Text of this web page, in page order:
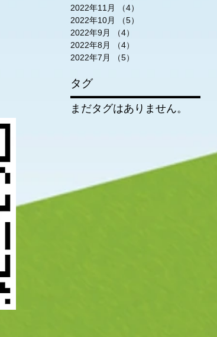
2022年11月
（4）
2022年10月
（5）
2022年9月
（4）
2022年8月
（4）
2022年7月
（5）
タグ
まだタグはありません。